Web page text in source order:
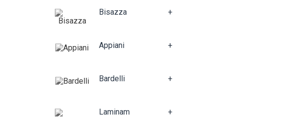
Bisazza +
Appiani +
Bardelli +
Laminam +